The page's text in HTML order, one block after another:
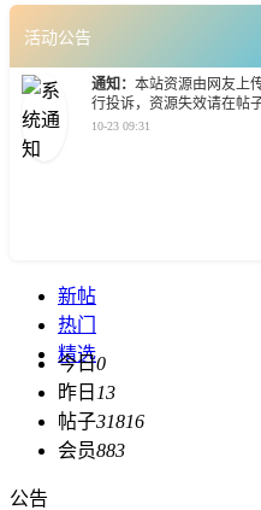
活动公告
通知： 本站资源由网友上
行投诉，资源失效请在帖
10-23 09:31
新帖
热门
精选
今日0
昨日 13
帖子31816
会员883
公告